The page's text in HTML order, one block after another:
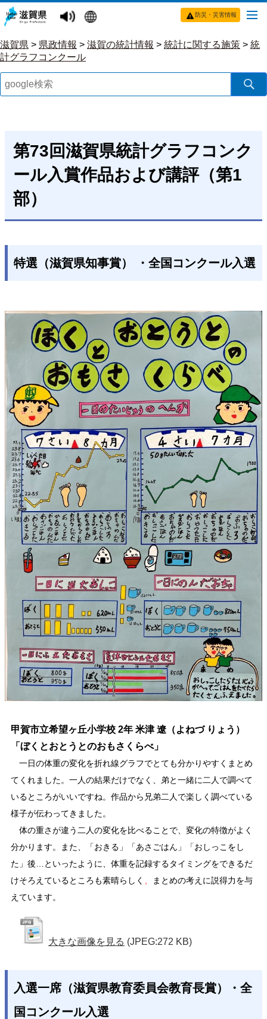
防災・災害情報
滋賀県 > 県政情報 > 滋賀の統計情報 > 統計に関する施策 > 統
計グラフコンクール
第73回滋賀県統計グラフコンク
ール入賞作品および講評（第1
部）
特選（滋賀県知事賞） ・全国コンクール入選
甲賀市立希望ヶ丘小学校 2年 米津 遼 （よねづ りょう）
「ぼくとおとうとのおもさくらべ」
一日の体重の変化を折れ線グラフでとても分かりやすくまとめ
てくれました。一人の結果だけでなく、弟と一緒に二人で調べて
いるところがいいですね。作品から兄弟二人で楽しく調べている
様子が伝わってきました。
体の重さが違う二人の変化を比べることで、変化の特徴がよく
分かります。また、「おきる」「あさごはん」「おしっこをし
た」後…といったように、体重を記録するタイミングをできるだ
けそろえているところも素晴らしく
まとめの考えに説得力を与
えています。
大きな画像を見る (JPEG:272 KB)
入選一席（滋賀県教育委員会教育長賞）・全
国コンクール入選